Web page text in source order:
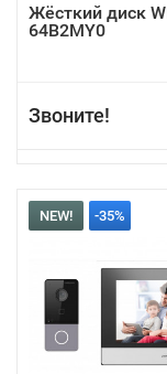
Жёсткий диск
64B2MY0
Звоните!
NEW! -35%